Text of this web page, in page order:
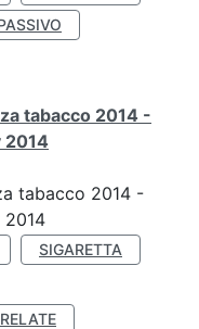
tabacco 2014 -
2014
tabacco 2014 -
2014
SIGARETTA